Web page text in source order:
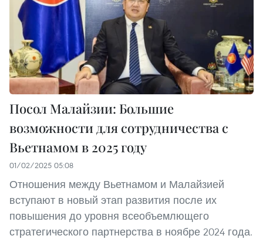
Посол Малайзии: Большие
возможности для сотрудничества с
Вьетнамом в 2025 году
01/02/2025 05:08
Отношения между Вьетнамом и Малайзией
вступают в новый этап развития после их
повышения до уровня всеобъемлющего
стратегического партнерства в ноябре 2024 года.